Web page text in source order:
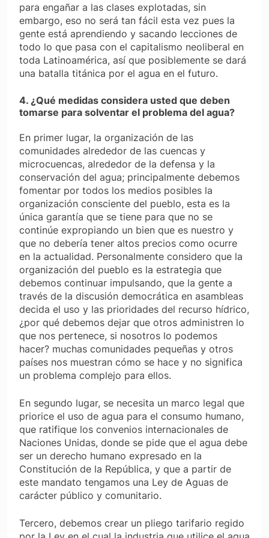
para engañar a las clases explotadas, sin
embargo, eso no será tan fácil esta vez pues la
gente está aprendiendo y sacando lecciones de
todo lo que pasa con el capitalismo neoliberal en
toda Latinoamérica, así que posiblemente se dará
una batalla titánica por el agua en el futuro.
4. ¿Qué medidas considera usted que deben
tomarse para solventar el problema del agua?
En primer lugar, la organización de las
comunidades alrededor de las cuencas y
microcuencas, alrededor de la defensa y la
conservación del agua; principalmente debemos
fomentar por todos los medios posibles la
organización consciente del pueblo, esta es la
única garantía que se tiene para que no se
continúe expropiando un bien que es nuestro y
que no debería tener altos precios como ocurre
en la actualidad. Personalmente considero que la
organización del pueblo es la estrategia que
debemos continuar impulsando, que la gente a
través de la discusión democrática en asambleas
decida el uso y las prioridades del recurso hídrico,
¿por qué debemos dejar que otros administren lo
que nos pertenece, si nosotros lo podemos
hacer? muchas comunidades pequeñas y otros
países nos muestran cómo se hace y no significa
un problema complejo para ellos.
En segundo lugar, se necesita un marco legal que
priorice el uso de agua para el consumo humano,
que ratifique los convenios internacionales de
Naciones Unidas, donde se pide que el agua debe
ser un derecho humano expresado en la
Constitución de la República, y que a partir de
este mandato tengamos una Ley de Aguas de
carácter público y comunitario.
Tercero, debemos crear un pliego tarifario regido